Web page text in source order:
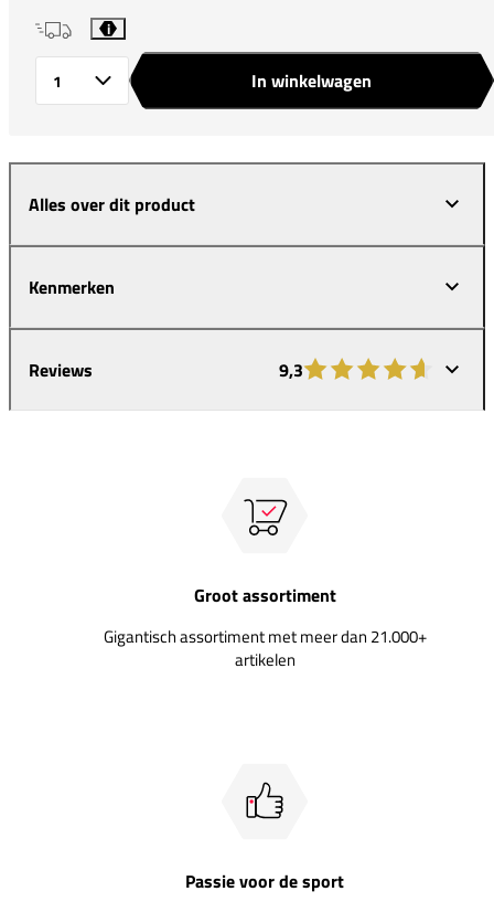
i
In winkelwagen
Alles over dit product
Kenmerken
Reviews 9,3
Groot assortiment
Gigantisch assortiment met meer dan 21.000+
artikelen
Passie voor de sport